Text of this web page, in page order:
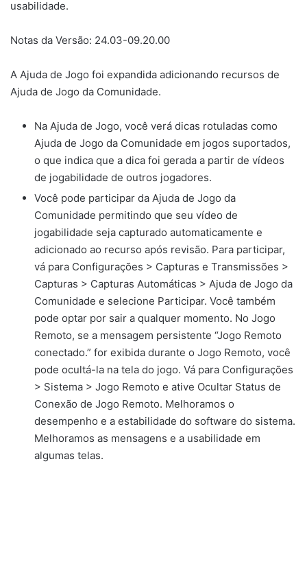
usabilidade.
Notas da Versão: 24.03-09.20.00
A Ajuda de Jogo foi expandida adicionando recursos de
Ajuda de Jogo da Comunidade.
Na Ajuda de Jogo, você verá dicas rotuladas como
Ajuda de Jogo da Comunidade em jogos suportados,
o que indica que a dica foi gerada a partir de vídeos
de jogabilidade de outros jogadores.
Você pode participar da Ajuda de Jogo da
Comunidade permitindo que seu vídeo de
jogabilidade seja capturado automaticamente e
adicionado ao recurso após revisão. Para participar,
vá para Configurações > Capturas e Transmissões >
Capturas > Capturas Automáticas > Ajuda de Jogo da
Comunidade e selecione Participar. Você também
pode optar por sair a qualquer momento. No Jogo
Remoto, se a mensagem persistente “Jogo Remoto
conectado.” for exibida durante o Jogo Remoto, você
pode ocultá-la na tela do jogo. Vá para Configurações
> Sistema > Jogo Remoto e ative Ocultar Status de
Conexão de Jogo Remoto. Melhoramos o
desempenho e a estabilidade do software do sistema.
Melhoramos as mensagens e a usabilidade em
algumas telas.